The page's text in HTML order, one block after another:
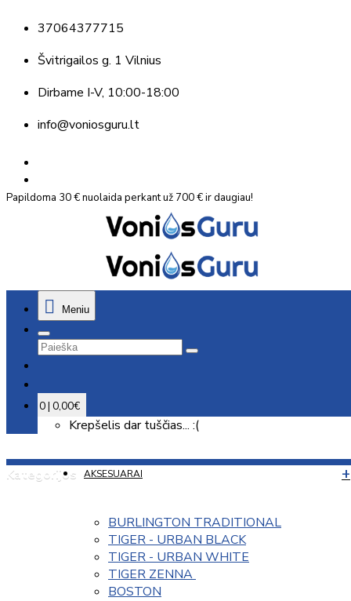
37064377715
Švitrigailos g. 1 Vilnius
Dirbame I-V, 10:00-18:00
info@voniosguru.lt
Papildoma 30 € nuolaida perkant už 700 € ir daugiau!
Meniu
0 | 0,00€
Krepšelis dar tuščias... :(
Kategorijos AKSESUARAI
BURLINGTON TRADITIONAL
TIGER - URBAN BLACK
TIGER - URBAN WHITE
TIGER ZENNA
BOSTON